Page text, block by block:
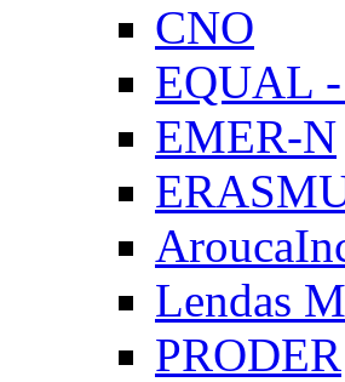
CNO
EQUAL
EMER-N
Lendas
PRODER